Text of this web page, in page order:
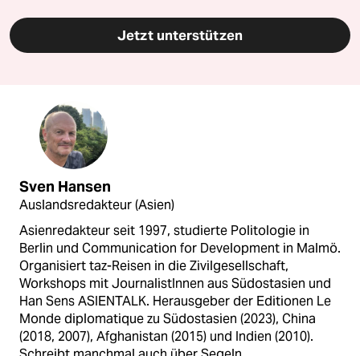
Jetzt unterstützen
Sven Hansen
Auslandsredakteur (Asien)
Asienredakteur seit 1997, studierte Politologie in
Berlin und Communication for Development in Malmö.
Organisiert taz-Reisen in die Zivilgesellschaft,
Workshops mit JournalistInnen aus Südostasien und
Han Sens ASIENTALK. Herausgeber der Editionen Le
Monde diplomatique zu Südostasien (2023), China
(2018, 2007), Afghanistan (2015) und Indien (2010).